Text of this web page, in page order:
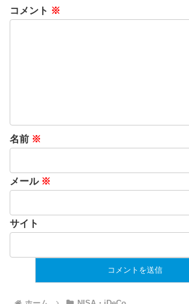
コメント ※
名前 ※
メール ※
サイト